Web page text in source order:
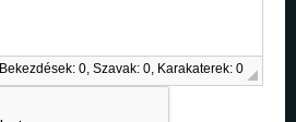
Bekezdések: 0, Szavak: 0, Karakaterek: 0